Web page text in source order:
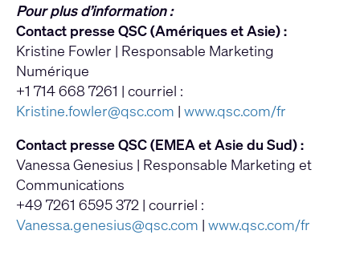
Pour plus d’information :
Contact presse QSC (Amériques et Asie) :
Kristine Fowler | Responsable Marketing
Numérique
+1 714 668 7261 | courriel :
Kristine.fowler@qsc.com | www.qsc.com/fr
Contact presse QSC (EMEA et Asie du Sud) :
Vanessa Genesius | Responsable Marketing et
Communications
+49 7261 6595 372 | courriel :
Vanessa.genesius@qsc.com | www.qsc.com/fr